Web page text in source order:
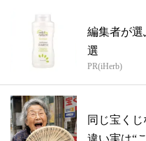
編集者が選
選
PR(iHerb)
同じ宝く
違い実は“